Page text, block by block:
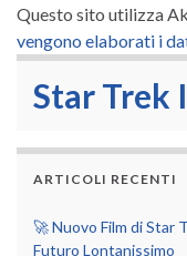
Questo sito utilizza
vengono elaborati i
Star Trek
ARTICOLI RECENTI
🚀 Nuovo Film di Star
Futuro Lontanissimo